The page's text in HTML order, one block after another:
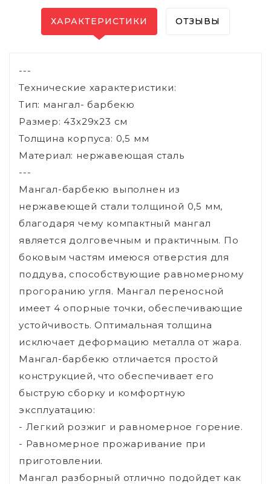
ХАРАКТЕРИСТИКИ ОТЗЫВЫ
---
Технические характеристики:
Тип: мангал- барбекю
Размер: 43х29х23 см
Толщина корпуса: 0,5 мм
Материал: нержавеющая сталь
---
Мангал-барбекю выполнен из
нержавеющей стали толщиной 0,5 мм,
благодаря чему компактный мангал
является долговечным и практичным. По
боковым частям имеюся отверстия для
поддува, способствующие равномерному
прогоранию угля. Мангал переносной
имеет 4 опорные точки, обеспечивающие
устойчивость. Оптимальная толщина
исключает деформацию металла от жара.
Мангал-барбекю отличается простой
конструкцией, что обеспечивает его
быструю сборку и комфортную
эксплуатацию:
- Легкий розжиг и равномерное горение.
- Равномерное прожаривание при
приготовлении.
Мангал разборный отлично подойдет как